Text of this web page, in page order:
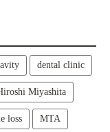
dental clinic
Miyashita
loss MTA